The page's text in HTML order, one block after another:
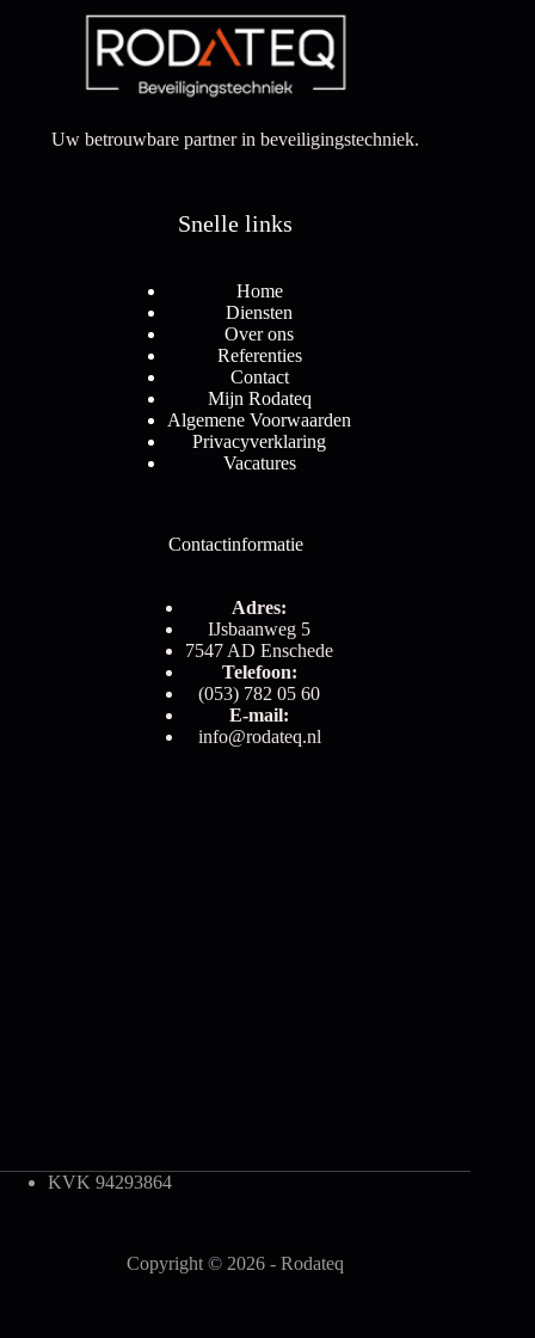
Uw betrouwbare partner in beveiligingstechniek.
Snelle links
Home
Diensten
Over ons
Referenties
Contact
Mijn Rodateq
Algemene Voorwaarden
Privacyverklaring
Vacatures
Contactinformatie
Adres:
IJsbaanweg 5
7547 AD Enschede
Telefoon:
(053) 782 05 60
E-mail:
info@rodateq.nl
KVK 94293864
Copyright © 2026 - Rodateq